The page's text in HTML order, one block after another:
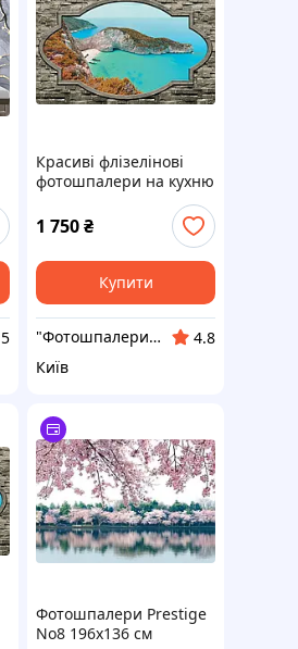
5
Красиві флізелінові
фотошпалери на кухню
312x219 см Пляж на
острові за кам'яною
стіною
(3484VEXXL)+клей
1 750₴
Купити
"Фотошпалери Шоп" Інтернет магазин
4.8
Київ
Фотошпалери Prestige
No8 196х136 см